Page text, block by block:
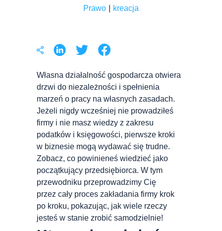
Prawo kreacja
Własna działalność gospodarcza otwiera
drzwi do niezależności i spełnienia
marzeń o pracy na własnych zasadach.
Jeżeli nigdy wcześniej nie prowadziłeś
firmy i nie masz wiedzy z zakresu
podatków i księgowości, pierwsze kroki
w biznesie mogą wydawać się trudne.
Zobacz, co powinieneś wiedzieć jako
początkujący przedsiębiorca. W tym
przewodniku przeprowadzimy Cię
przez cały proces zakładania firmy krok
po kroku, pokazując, jak wiele rzeczy
jesteś w stanie zrobić samodzielnie!